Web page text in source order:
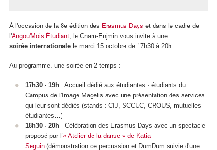
À l'occasion de la 8e édition des Erasmus Days et dans le cadre de
l'Angou'Mois Étudiant , le Cnam-Enjmin vous invite à une
soirée internationale le mardi 15 octobre de 17h30 à 20h.
Au programme, une soirée en 2 temps :
17h30 - 19h: Accueil dédié aux étudiantes · étudiants du
Campus de l’Image Magelis avec une présentation des services
qui leur sont dédiés (stands : CIJ, SCCUC, CROUS, mutuelles
étudiantes…)
18h30 - 20h: Célébration des Erasmus Days avec un spectacle
proposé par l’« Atelier de la danse » de Katia
Seguin(démonstration de percussion et DumDum suivie d'une